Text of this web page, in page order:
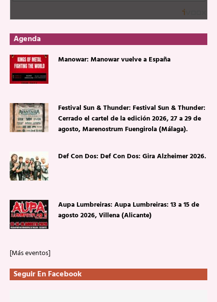
Agenda
Manowar: Manowar vuelve a España
Festival Sun & Thunder: Festival Sun & Thunder:
Cerrado el cartel de la edición 2026, 27 a 29 de
agosto, Marenostrum Fuengirola (Málaga).
Def Con Dos: Def Con Dos: Gira Alzheimer 2026.
Aupa Lumbreiras: Aupa Lumbreiras: 13 a 15 de
agosto 2026, Villena (Alicante)
[Más eventos]
Seguir En Facebook